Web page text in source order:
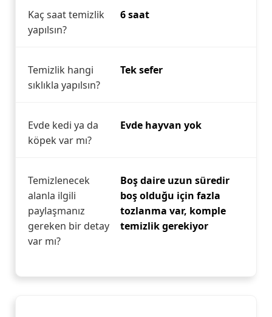
Kaç saat temizlik
yapılsın?
6 saat
Temizlik hangi
sıklıkla yapılsın?
Tek sefer
Evde kedi ya da
köpek var mı?
Evde hayvan yok
Temizlenecek
alanla ilgili
paylaşmanız
gereken bir detay
var mı?
Boş daire uzun süredir
boş olduğu için fazla
tozlanma var, komple
temizlik gerekiyor